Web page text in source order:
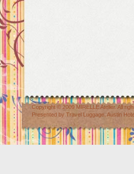
Copyright © 2009 MIRELLE Atelier. All
Presented by Travel Luggage Austin